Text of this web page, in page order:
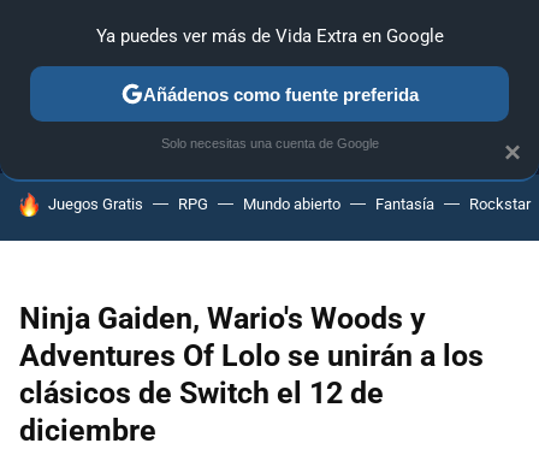
MENÚ NUEVO
GUÍAS Y TRUCOS PC SONY
HOY SE HABLA DE
Juegos Gratis RPG Mundo abierto Fantasía Rockstar
Ninja Gaiden, Wario's Woods y
Adventures Of Lolo se unirán a los
clásicos de Switch el 12 de
diciembre
×
Ya puedes ver más de Vida Extra en Google
Añádenos como fuente preferida
Solo necesitas una cuenta de Google